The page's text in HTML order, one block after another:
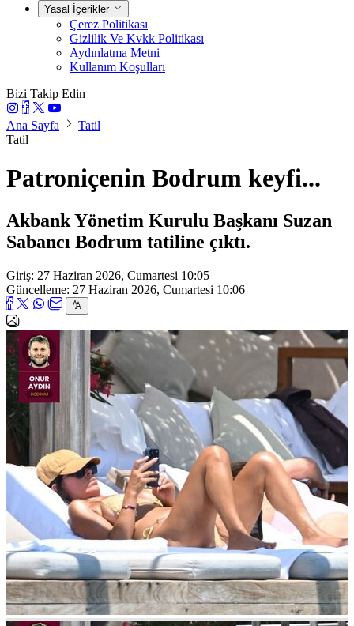
Yasal İçerikler
Çerez Politikası
Gizlilik Ve Kvkk Politikası
Aydınlatma Metni
Kullanım Koşulları
Bizi Takip Edin
Ana Sayfa
Tatil
Tatil
Patroniçenin Bodrum keyfi...
Akbank Yönetim Kurulu Başkanı Suzan
Sabancı Bodrum tatiline çıktı.
Giriş: 27 Haziran 2026, Cumartesi 10:05
Güncelleme: 27 Haziran 2026, Cumartesi 10:06